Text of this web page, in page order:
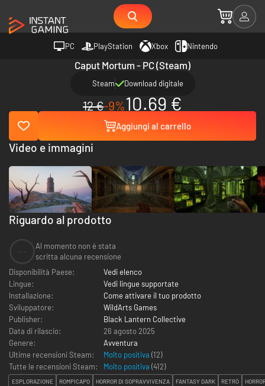
PC PlayStation Xbox Nintendo
Caput Mortum - PC (Steam)
Steam Download digitale
12 €-9%10.69 €
Aggiungi al carrello
Riguardo al prodotto
Al momento non è stata
scritta alcuna recensione
Disponibilità Paese:
Vedi elenco
Lingue:
Vedi lingue supportate
Installazione:
Come attivare il tuo prodotto
Sviluppatore:
WildArts Games
Publisher:
Black Lantern Collective
Data di rilascio:
26 agosto 2025
Genere:
Avventura
Ultime recensioni Steam:
Molto positiva (12)
Tutte le recensioni Steam:
Molto positiva (412)
ESPLORAZIONE ROMPICAPO HORROR DI SOPRAVVIVENZA FANTASY DARK RETRÒ
Video e immagini